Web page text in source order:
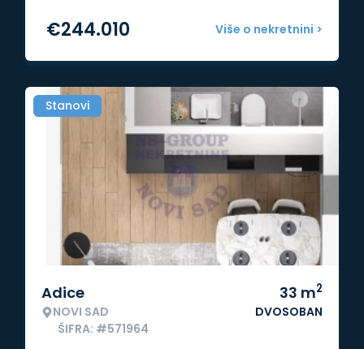
Više o nekretnini >
€244.010
Stanovi
Adice
NOVI SAD
ŠIFRA: #571964
33 m2
DVOSOBAN